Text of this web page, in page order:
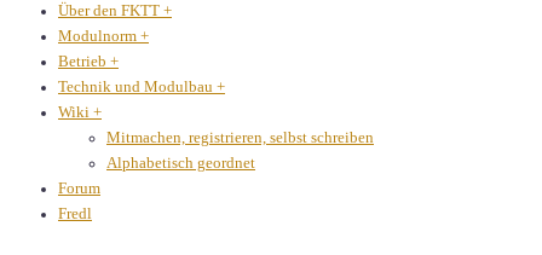
Über den FKTT +
Modulnorm +
Betrieb +
Technik und Modulbau +
Wiki +
Mitmachen, registrieren, selbst schreiben
Alphabetisch geordnet
Forum
Fredl